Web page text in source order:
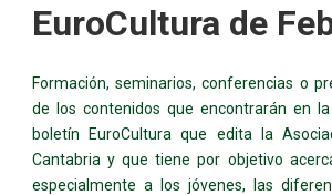
EuroCultura de
Formación, seminarios, conferencias o
de los contenidos que encontrarán en
boletín EuroCultura que edita la
Cantabria y que tiene por objetivo
especialmente a los jóvenes, las